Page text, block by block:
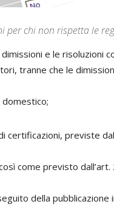
per chi non rispetta le
e le risoluzioni
tranne che le
previste
come previsto dall’art.
della